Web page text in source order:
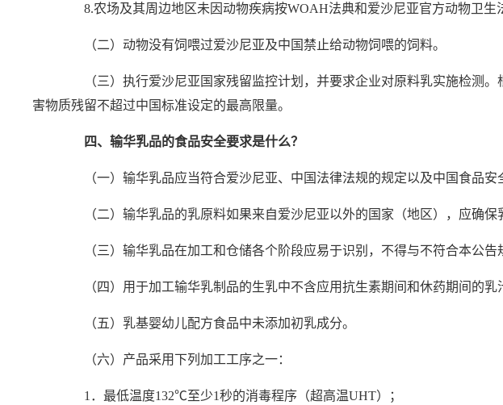
8.农场及其周边地区未因动物疾病按WOAH法典和爱沙尼亚官方动物卫生
（二）动物没有饲喂过爱沙尼亚及中国禁止给动物饲喂的饲料。
（三）执行爱沙尼亚国家残留监控计划，并要求企业对原料乳实施检测。
害物质残留不超过中国标准设定的最高限量。
四、输华乳品的食品安全要求是什么？
（一）输华乳品应当符合爱沙尼亚、中国法律法规的规定以及中国食品安
（二）输华乳品的乳原料如果来自爱沙尼亚以外的国家（地区），应确保
（三）输华乳品在加工和仓储各个阶段应易于识别，不得与不符合本公告
（四）用于加工输华乳制品的生乳中不含应用抗生素期间和休药期间的乳
（五）乳基婴幼儿配方食品中未添加初乳成分。
（六）产品采用下列加工工序之一：
1．最低温度132℃至少1秒的消毒程序（超高温UHT）；